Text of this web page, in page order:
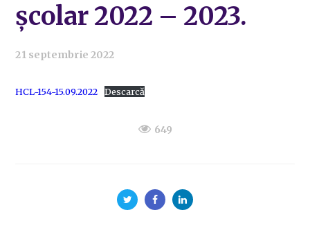
școlar 2022 – 2023.
21 septembrie 2022
HCL-154-15.09.2022 Descarcă
649